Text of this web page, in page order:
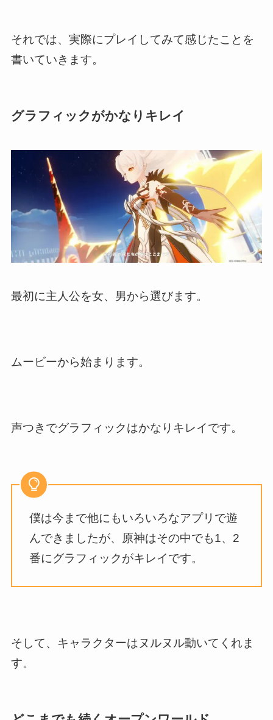
それでは、実際にプレイしてみて感じたことを
書いていきます。
グラフィックがかなりキレイ
最初に主人公を女、男から選びます。
ムービーから始まります。
声つきでグラフィックはかなりキレイです。
僕は今まで他にもいろいろなアプリで遊
んできましたが、原神はその中でも1、2
番にグラフィックがキレイです。
そして、キャラクターはヌルヌル動いてくれま
す。